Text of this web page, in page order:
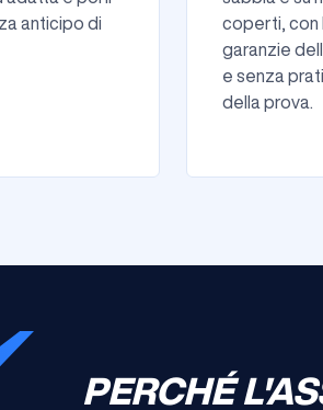
anticipo di
coperti, con
garanzie
e senza
della prova.
PERCHÉ